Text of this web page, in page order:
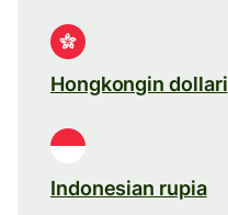
Hongkongin dollari
Indonesian rupia